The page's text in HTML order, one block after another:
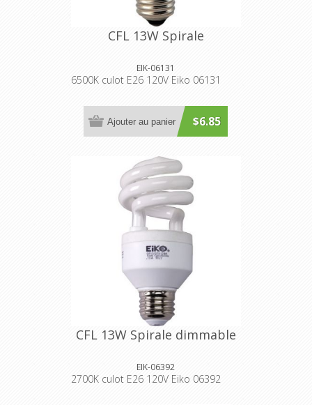
CFL 13W Spirale
EIK-06131
6500K culot E26 120V Eiko 06131
$6.85
Ajouter au panier
CFL 13W Spirale dimmable
EIK-06392
2700K culot E26 120V Eiko 06392